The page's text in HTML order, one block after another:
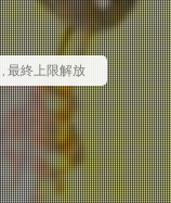
, 最終上限解放